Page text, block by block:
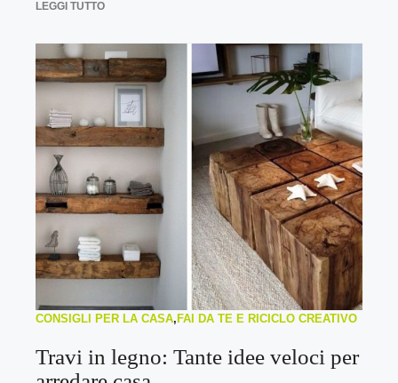
LEGGI TUTTO
CONSIGLI PER LA CASA,FAI DA TE E RICICLO CREATIVO
Travi in legno: Tante idee veloci per